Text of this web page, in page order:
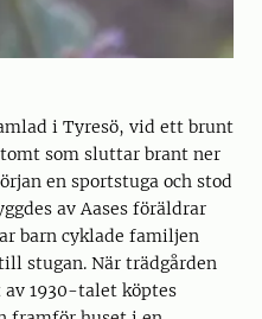
i Tyresö, vid ett brunt
som sluttar brant ner
en sportstuga och stod
av Aases föräldrar
barn cyklade familjen
stugan. När trädgården
1930-talet köptes